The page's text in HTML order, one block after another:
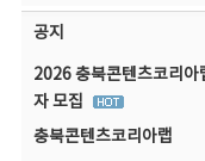
공지
2026 충북콘텐츠코리
자 모집
충북콘텐츠코리아랩